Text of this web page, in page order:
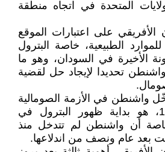
المتحدة في اتجاه منطقة
الأفريقي على اعتبارات الموقع
الطبيعية، خاصة البترول
الأخيرة في السودان، وهو ما
تحديدا لإيجاد حل لقضية
واشنطن في الأزمة الصومالية
بعد نشوبها عام 1990، هو بداية ظهور البترول في
خاصة أن واشنطن لم تتدخل منذ
بعد عام ونصف من اندلاعها.